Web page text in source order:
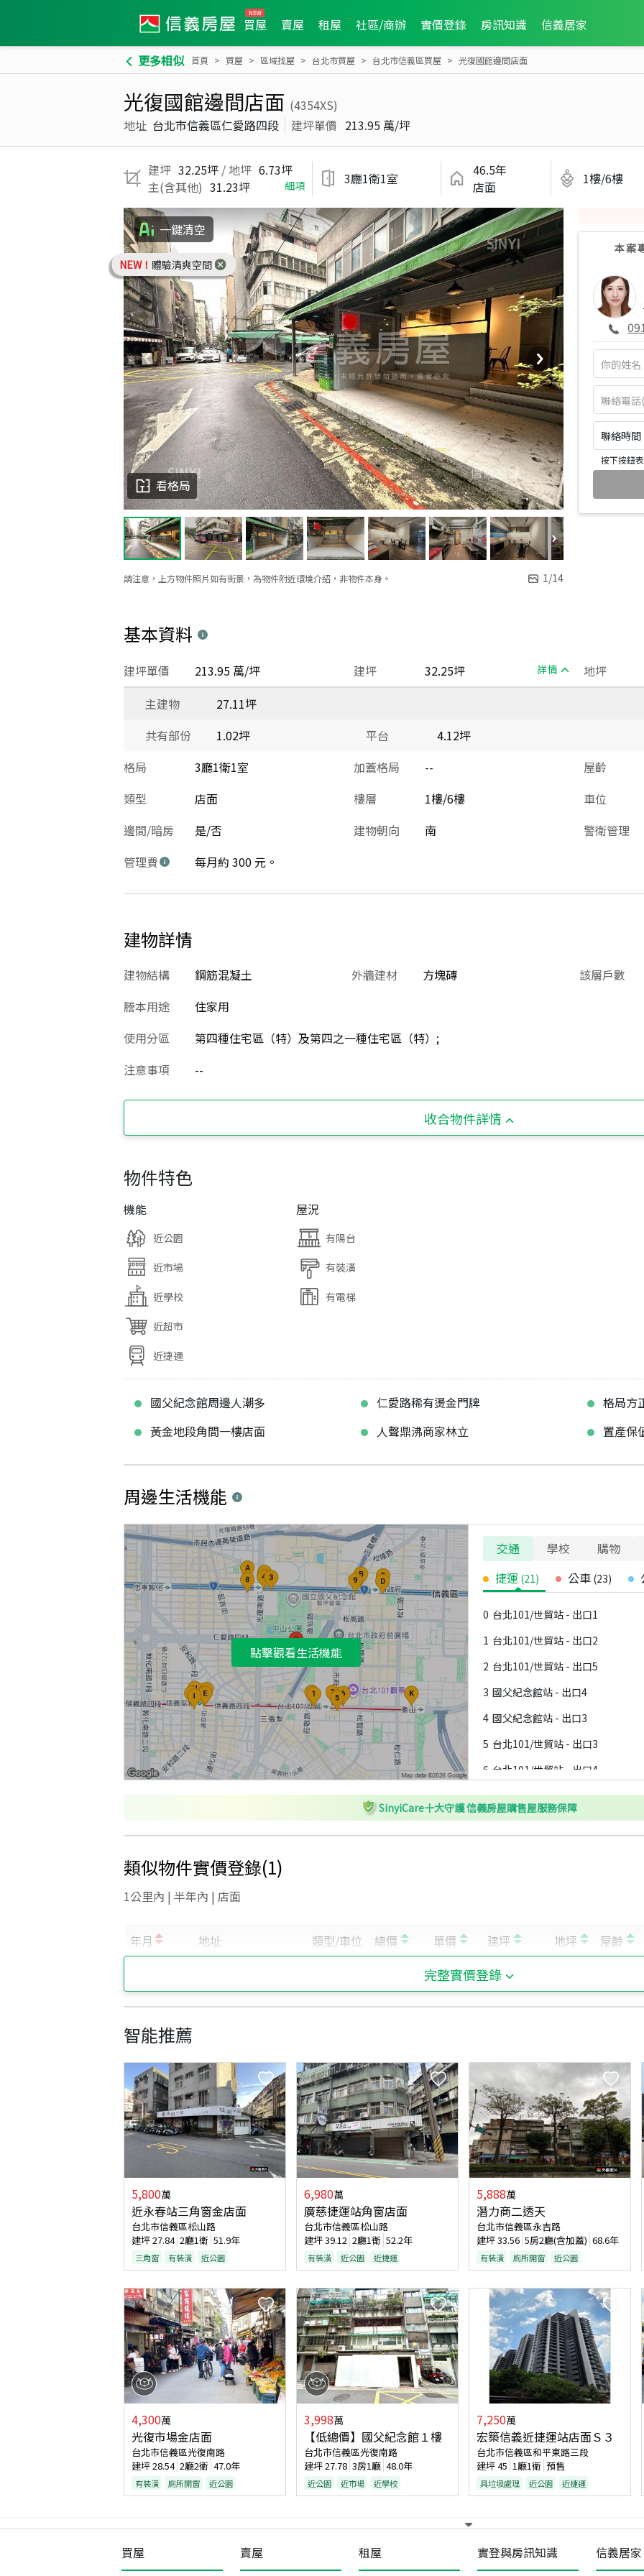
買屋 賣屋 租屋 社區/商辦 實價登錄 房訊知識 信義居家
更多相似 首頁 買屋 區域找屋 台北市買屋 台北市信義區買屋 光復國館邊間店面
光復國館邊間店面 (4354XS)
地址 台北市信義區仁愛路四段 建坪單價 213.95 萬/坪
建坪 32.25坪 / 地坪 6.73坪
主(含其他) 31.23坪 細項 3廳1衛1室
46.5年
店面
1樓/6樓
一鍵清空
NEW！ 體驗清爽空間
請注意，上方物件照片如有街景，為物件附近環境介紹，非物件本身。 1/14
看格局
本案
聯絡時
按下按鈕
基本資料
建坪 32.25坪 詳情
建坪單價 213.95 萬/坪
地坪
主建物
27.11坪
共有部份
1.02坪 平台
4.12坪
格局
3廳1衛1室 加蓋格局 --
屋齡
類型
店面 樓層 1樓/6樓
車位
邊間/暗房
是/否 建物朝向 南
警衛管理
管理費
每月約 300 元。
建物詳情
建物結構 鋼筋混凝土 外牆建材 方塊磚
該層戶數
謄本用途
住家用
使用分區
第四種住宅區（特）及第四之一種住宅區（特）;
注意事項
--
收合物件詳情
物件特色
機能
近公園
近市場
近學校
近超市
近捷運
屋況
有陽台
有裝潢
有電梯
國父紀念館周邊人潮多 仁愛路稀有燙金門牌
格局方
黃金地段角間一樓店面
人聲鼎沸商家林立 置產保
周邊生活機能
點擊觀看生活機能
交通 學校
購物
捷運 (21) 公車 (23)
0 台北101/世貿站 - 出口1
1 台北101/世貿站 - 出口2
2 台北101/世貿站 - 出口5
3 國父紀念館站 - 出口4
4 國父紀念館站 - 出口3
5 台北101/世貿站 - 出口3
6 台北101/世貿站 - 出口4
7 國父紀念館站 - 出口5
8 國父紀念館站 - 出口2
D 市政府站 - 出口3
E 信義安和站 - 出口4
F 市政府站 - 出口4
信義安和站 - 出口2A
J 信義安和站 - 出口2
K 象山站 - 出口1
SinyiCare十大守護 信義房屋購售屋服務保障
類似物件實價登錄(1)
1公里內 | 半年內 | 店面
完整實價登錄
智能推薦
5,800萬
近永春站三角窗金店面
台北市信義區松山路
建坪27.84 2廳1衛 51.9年
三角窗 有裝潢 近公園
6,980萬
廣慈捷運站角窗店面
台北市信義區松山路
建坪39.12 2廳1衛 52.2年
有裝潢 近公園 近捷運
5,888萬
潛力商二透天
台北市信義區永吉路
建坪33.56 5房2廳(含加蓋) 68.6年
有裝潢 廁所開窗 近公園
4,300萬
光復市場金店面
台北市信義區光復南路
建坪28.54 2廳2衛 47.0年
有裝潢 廁所開窗 近公園
3,998萬
【低總價】國父紀念館１樓
台北市信義區光復南路
建坪27.78 3房1廳 48.0年
近公園 近市場 近學校
7,250萬
宏築信義近捷運站店面Ｓ３
台北市信義區和平東路三段
建坪45 1廳1衛 預售
具垃圾處理 近公園 近捷運
買屋 賣屋 租屋 實登與房訊知識 信義居家